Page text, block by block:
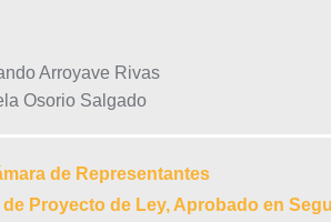
Arroyave Rivas
Osorio Salgado
de Representantes
Proyecto de Ley, Aprobado en